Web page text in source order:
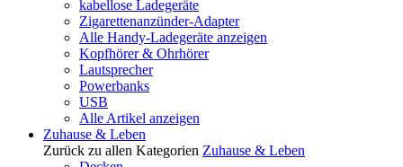
kabellose Ladegeräte
Zigarettenanzünder-Adapter
Alle Handy-Ladegeräte anzeigen
Kopfhörer & Ohrhörer
Lautsprecher
Powerbanks
USB
Alle Artikel anzeigen
Zuhause & Leben
Zurück zu allen Kategorien Zuhause & Leben